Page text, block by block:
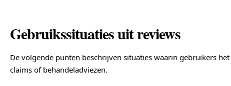
Gebruikssituaties uit reviews
De volgende punten beschrijven situaties waarin gebruikers
claims of behandeladviezen.